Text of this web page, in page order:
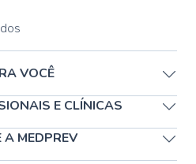
VOCÊ
E CLÍNICAS
A MEDPREV